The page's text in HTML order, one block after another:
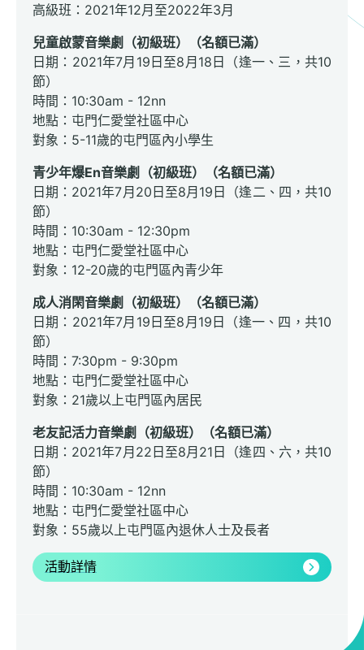
高級班：2021年12月至2022年3月
兒童啟蒙音樂劇（初級班）（名額已滿）
日期：2021年7月19日至8月18日（逢一、三，共10
節）
時間：10:30am - 12nn
地點：屯門仁愛堂社區中心
對象：5-11歲的屯門區內小學生
青少年爆En音樂劇（初級班）（名額已滿）
日期：2021年7月20日至8月19日（逢二、四，共10
節）
時間：10:30am - 12:30pm
地點：屯門仁愛堂社區中心
對象：12-20歲的屯門區內青少年
成人消閑音樂劇（初級班）（名額已滿）
日期：2021年7月19日至8月19日（逢一、四，共10
節）
時間：7:30pm - 9:30pm
地點：屯門仁愛堂社區中心
對象：21歲以上屯門區內居民
老友記活力音樂劇（初級班）（名額已滿）
日期：2021年7月22日至8月21日（逢四、六，共10
節）
時間：10:30am - 12nn
地點：屯門仁愛堂社區中心
對象：55歲以上屯門區內退休人士及長者
活動詳情